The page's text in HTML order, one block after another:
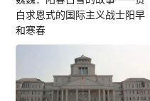
白求恩式的国际主义战士阳早
和寒春